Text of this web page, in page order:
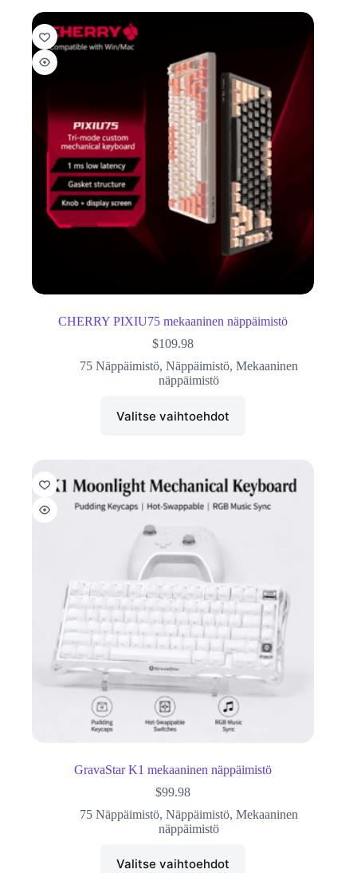
CHERRY PIXIU75 mekaaninen näppäimistö
$109.98
75 Näppäimistö,Näppäimistö,Mekaaninen
näppäimistö
Valitse vaihtoehdot
GravaStar K1 mekaaninen näppäimistö
$99.98
75 Näppäimistö,Näppäimistö,Mekaaninen
näppäimistö
Valitse vaihtoehdot